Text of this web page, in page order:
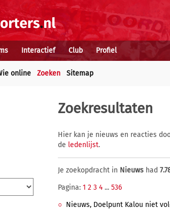
Interactief Club Profiel
online Zoeken Sitemap
Zoekresultaten
Hier kan je nieuws en reacties
de ledenlijst.
Je zoekopdracht in Nieuws had
Pagina: 1 2 3 4 ... 536
Nieuws, Doelpunt Kalou niet